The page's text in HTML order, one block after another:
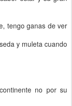
tengo ganas de ver
y muleta cuando
no por su